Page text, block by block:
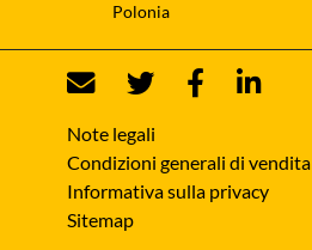
Polonia
Note legali
Condizioni generali di vendita
Informativa sulla privacy
Sitemap